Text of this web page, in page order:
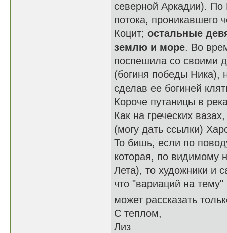
северной Аркадии). По
потока, проникавшего
Коцит; остальные
землю и море. Во
поспешила со своими
(богиня победы Ника),
сделав ее богиней
Короче путаницы в
Как на греческих
(могу дать ссылки)
То бишь, если по
которая, по видимому
Лета), то художники и
что "вариаций на
может рассказать
С теплом,
Лиз